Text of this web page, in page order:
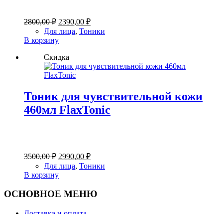
2800,00₽ Первоначальная
цена
составляла
2390,00 ₽Текущая
цена:
Для лица, Тоники
В корзину
Скидка
Тоник для чувствительной кожи
460мл FlaxTonic
3500,00₽ Первоначальная
цена
составляла
2990,00 ₽Текущая
цена:
Для лица, Тоники
В корзину
ОСНОВНОЕ МЕНЮ